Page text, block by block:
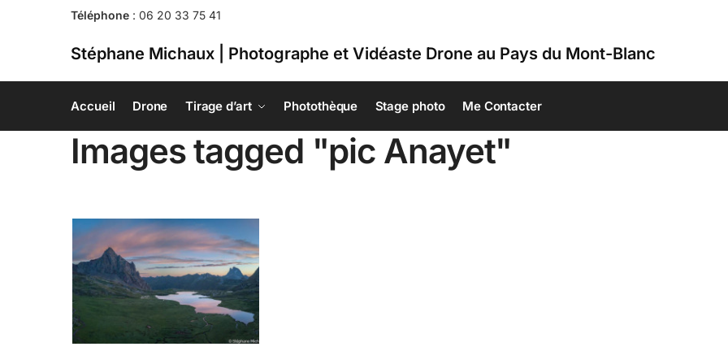
Téléphone : 06 20 33 75 41
Stéphane Michaux | Photographe et Vidéaste Drone au Pays du Mont-Blanc
Accueil Drone Tirage d’art Photothèque Stage photo Me Contacter
Images tagged "pic Anayet"